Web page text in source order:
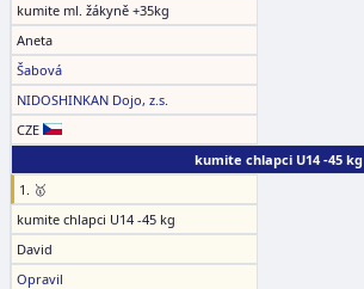
kumite ml. žákyně +35kg
Aneta
Šabová
NIDOSHINKAN Dojo, z.s.
CZE
kumite chlapci U14 -45 kg
1. 🥇
kumite chlapci U14 -45 kg
David
Opravil